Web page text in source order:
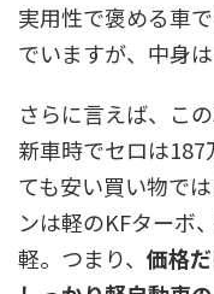
実用性で褒める車
でいますが、中身
さらに言えば、こ
新車時でセロは
ても安い買い物で
ンは軽のKFターボ
軽。つまり、 価格